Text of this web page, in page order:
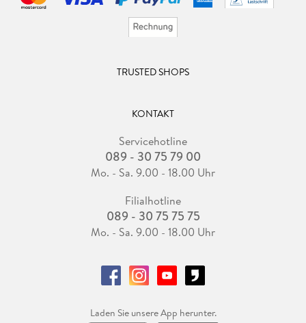
TRUSTED SHOPS
KONTAKT
Servicehotline
089 - 30 75 79 00
Mo. - Sa. 9.00 - 18.00 Uhr
Filialhotline
089 - 30 75 75 75
Mo. - Sa. 9.00 - 18.00 Uhr
Laden Sie unsere App herunter.